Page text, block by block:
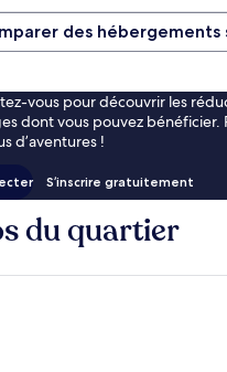
des hébergements
vous pour découvrir les
dont vous pouvez bénéficier.
d’aventures !
S’inscrire gratuitement
du quartier